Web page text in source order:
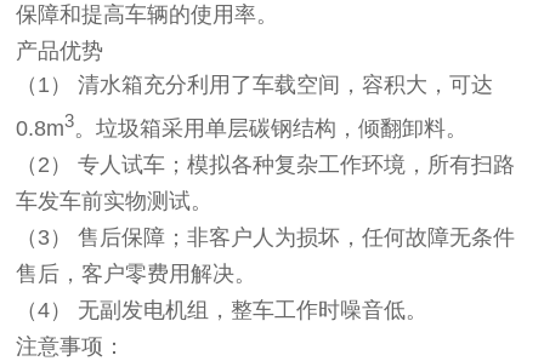
保障和提高车辆的使用率。
产品优势
（1）清水箱充分利用了车载空间，容积大，可达
0.8m3。垃圾箱采用单层碳钢结构，倾翻卸料。
（2）专人试车；模拟各种复杂工作环境，所有扫路
车发车前实物测试。
（3）售后保障；非客户人为损坏，任何故障无条件
售后，客户零费用解决。
（4） 无副发电机组，整车工作时噪音低。
注意事项：